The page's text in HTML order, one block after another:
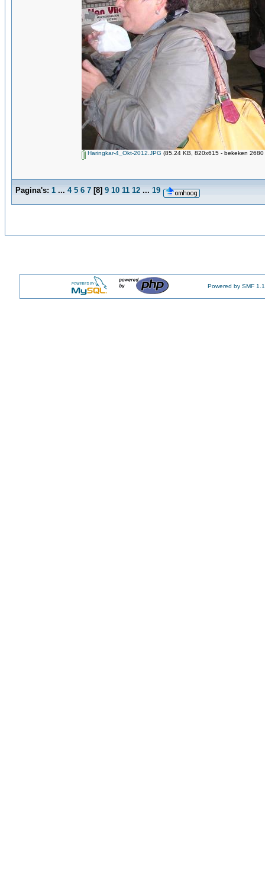
Haringkar-4_Okt-2012.JPG (85.24 KB, 820x615 - bekeken 2680
Pagina's: 1 ... 4 5 6 7 [8] 9 10 11 12 ... 19
Powered by SMF